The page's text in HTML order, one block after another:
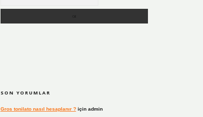
SON YORUMLAR
Gros tonilato nasıl hesaplanır ?için admin